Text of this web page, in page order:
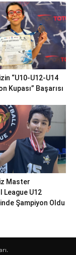
“U10-U12-U14
Kupası” Başarısı
Master
League U12
Şampiyon Oldu